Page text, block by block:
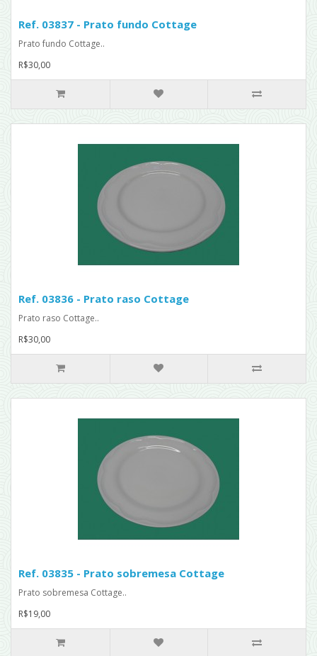
Ref. 03837 - Prato fundo Cottage
Prato fundo Cottage..
R$30,00
Ref. 03836 - Prato raso Cottage
Prato raso Cottage..
R$30,00
Ref. 03835 - Prato sobremesa Cottage
Prato sobremesa Cottage..
R$19,00